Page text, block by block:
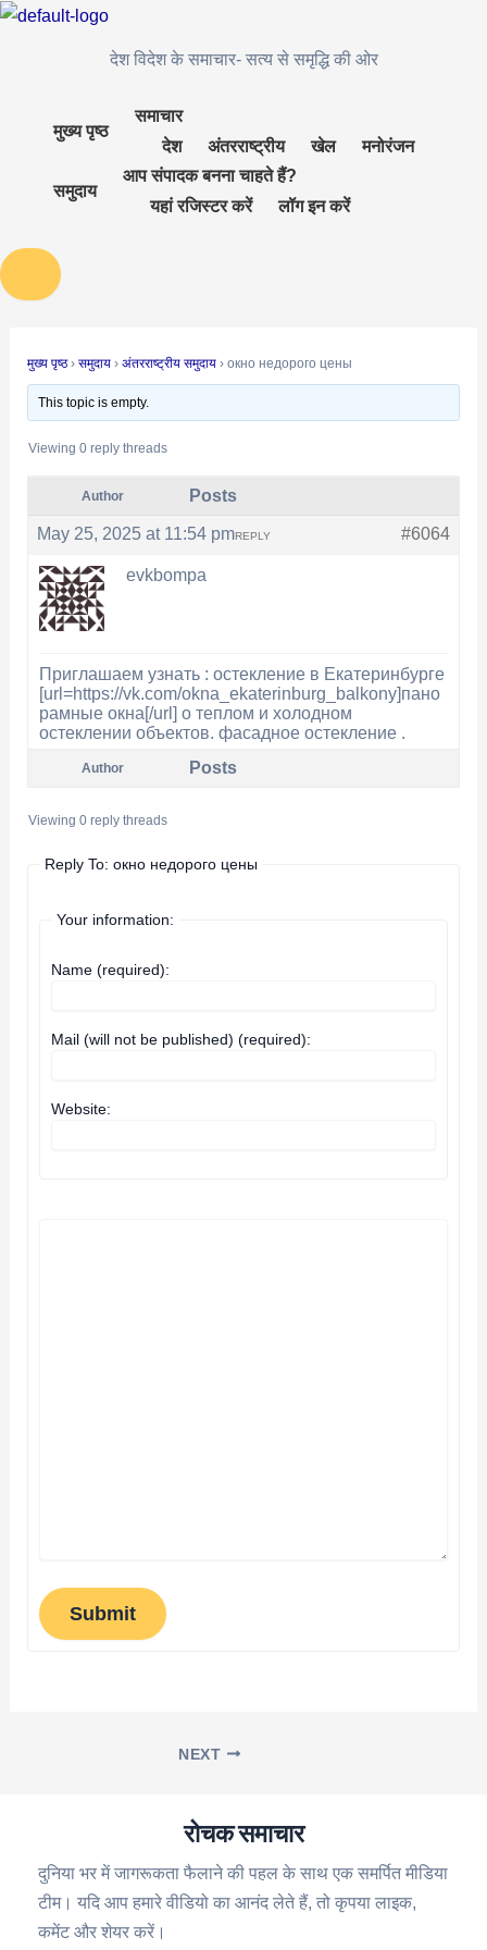
Skip
देश विदेश के समाचार- सत्य से समृद्धि की ओर
मुख्य पृष्ठ
समाचार
देश
अंतरराष्ट्रीय खेल मनोरंजन
समुदाय
आप संपादक बनना चाहते हैं?
यहां रजिस्टर करें
लॉग इन करें
मुख्य पृष्ठ › समुदाय › अंतरराष्ट्रीय समुदाय › окно недорого цены
This topic is empty.
Viewing 0 reply threads
Author Posts
May 25, 2025 at 11:54 pm #6064
REPLY
evkbompa
Приглашаем узнать : остекление в Екатеринбурге
[url=https://vk.com/okna_ekaterinburg_balkony]пано
рамные окна[/url] о теплом и холодном
остеклении объектов. фасадное остекление .
Author Posts
Viewing 0 reply threads
Reply To: окно недорого цены
Your information:
Name (required):
Mail (will not be published) (required):
Website:
Submit
Post
NEXT
रोचक समाचार
दुनिया भर में जागरूकता फैलाने की पहल के साथ एक समर्पित मीडिया
टीम। यदि आप हमारे वीडियो का आनंद लेते हैं, तो कृपया लाइक,
कमेंट और शेयर करें।